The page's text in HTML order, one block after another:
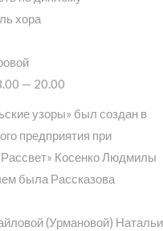
хора
— 20.00
узоры» был создан в
предприятия при
Косенко Людмилы
была Рассказова
(Урмановой) Натальи